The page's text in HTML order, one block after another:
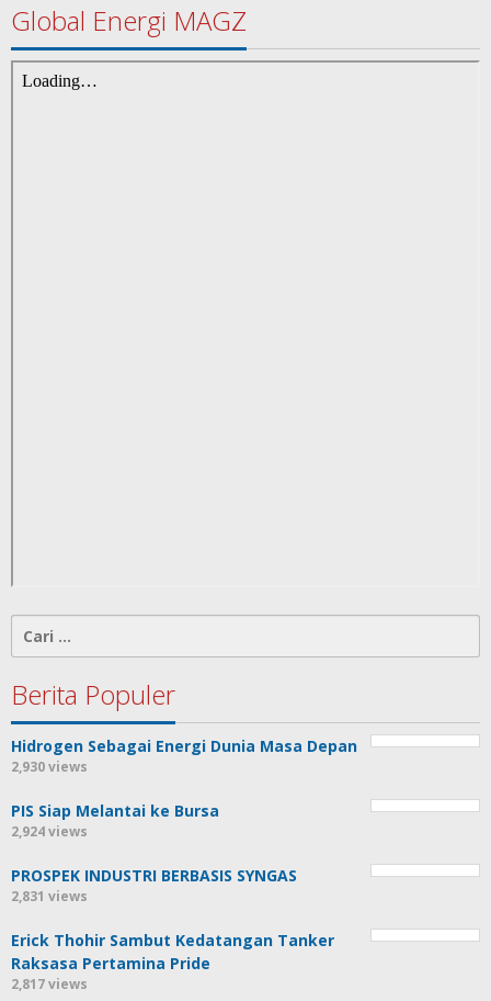
Global Energi MAGZ
untuk:
Berita Populer
Hidrogen Sebagai Energi Dunia Masa Depan
2,930 views
PIS Siap Melantai ke Bursa
2,924 views
PROSPEK INDUSTRI BERBASIS SYNGAS
2,831 views
Erick Thohir Sambut Kedatangan Tanker
Raksasa Pertamina Pride
2,817 views